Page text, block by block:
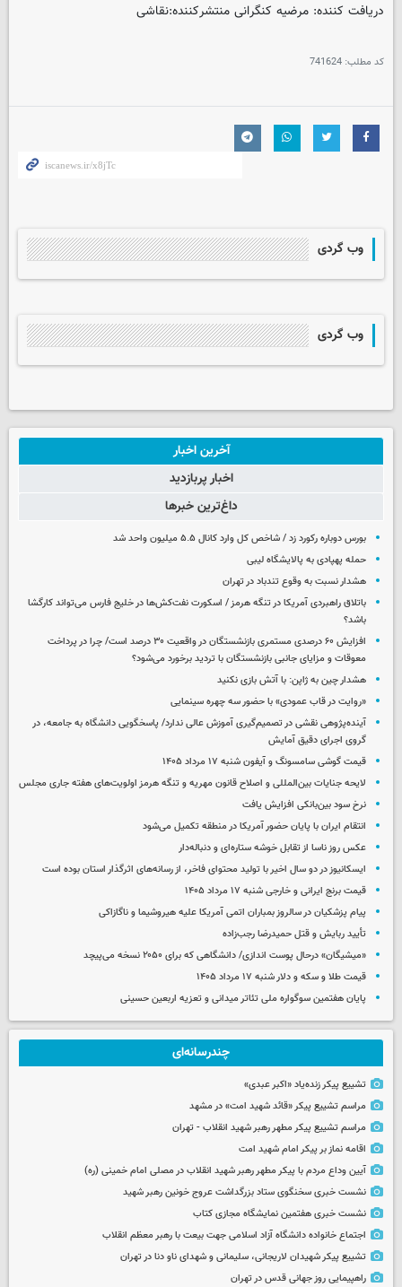
دریافت کننده: مرضیه کنگرانی منتشرکننده:نقاشی
کد مطلب: 741624
وب گردی
وب گردی
آخرین اخبار
اخبار پربازدید
داغ‌ترین خبرها
بورس دوباره رکورد زد / شاخص کل وارد کانال ۵.۵ میلیون واحد شد
حمله پهپادی به پالایشگاه لیبی
هشدار نسبت به وقوع تندباد در تهران
باتلاق راهبردی آمریکا در تنگه هرمز / اسکورت نفت‌کش‌ها در خلیج فارس می‌تواند کارگشا
باشد؟
افزایش ۶۰ درصدی مستمری‌ بازنشستگان در واقعیت ۳۰ درصد است/ چرا در پرداخت
معوقات و مزایای جانبی بازنشستگان با تردید برخورد می‌شود؟
هشدار چین به ژاپن: با آتش بازی نکنید
«روایت در قاب عمودی» با حضور سه چهره سینمایی
آینده‌پژوهی نقشی در تصمیم‌گیری آموزش عالی ندارد/ پاسخگویی دانشگاه به جامعه، در
گروی اجرای دقیق آمایش
قیمت گوشی سامسونگ و آیفون شنبه ۱۷ مرداد ۱۴۰۵
لایحه جنایات بین‌المللی و اصلاح قانون مهریه و تنگه هرمز اولویت‌های هفته جاری مجلس
نرخ سود بین‌بانکی افزایش یافت
انتقام ایران با پایان حضور آمریکا در منطقه تکمیل می‌شود
عکس روز ناسا از تقابل خوشه ستاره‌ای و دنباله‌دار
ایسکانیوز در دو سال اخیر با تولید محتوای فاخر، از رسانه‌های اثرگذار استان بوده است
قیمت برنج ایرانی و خارجی شنبه ۱۷ مرداد ۱۴۰۵
پیام پزشکیان در سالروز بمباران اتمی آمریکا علیه هیروشیما و ناگازاکی
تأیید ربایش و قتل حمیدرضا رجب‌زاده
«میشیگان» درحال پوست اندازی/ دانشگاهی که برای ۲۰۵۰ نسخه می‌پیچد
قیمت طلا و سکه و دلار شنبه ۱۷ مرداد ۱۴۰۵
پایان هفتمین سوگواره ملی تئاتر میدانی و تعزیه اربعین حسینی
چندرسانه‌ای
تشییع پیکر زنده‌یاد «اکبر عبدی»
مراسم تشییع پیکر «قائد شهید امت» در مشهد
مراسم تشییع پیکر مطهر رهبر شهید انقلاب - تهران
اقامه نماز بر پیکر امام شهید امت
آیین وداع مردم با پیکر مطهر رهبر شهید انقلاب در مصلی امام خمینی (ره)
نشست خبری سخنگوی ستاد بزرگداشت عروج خونین رهبر شهید
نشست خبری هفتمین نمایشگاه مجازی کتاب
اجتماع خانواده دانشگاه آزاد اسلامی جهت بیعت با رهبر معظم انقلاب
تشییع پیکر شهیدان لاریجانی، سلیمانی و شهدای ناو دنا در تهران
راهپیمایی روز جهانی قدس در تهران